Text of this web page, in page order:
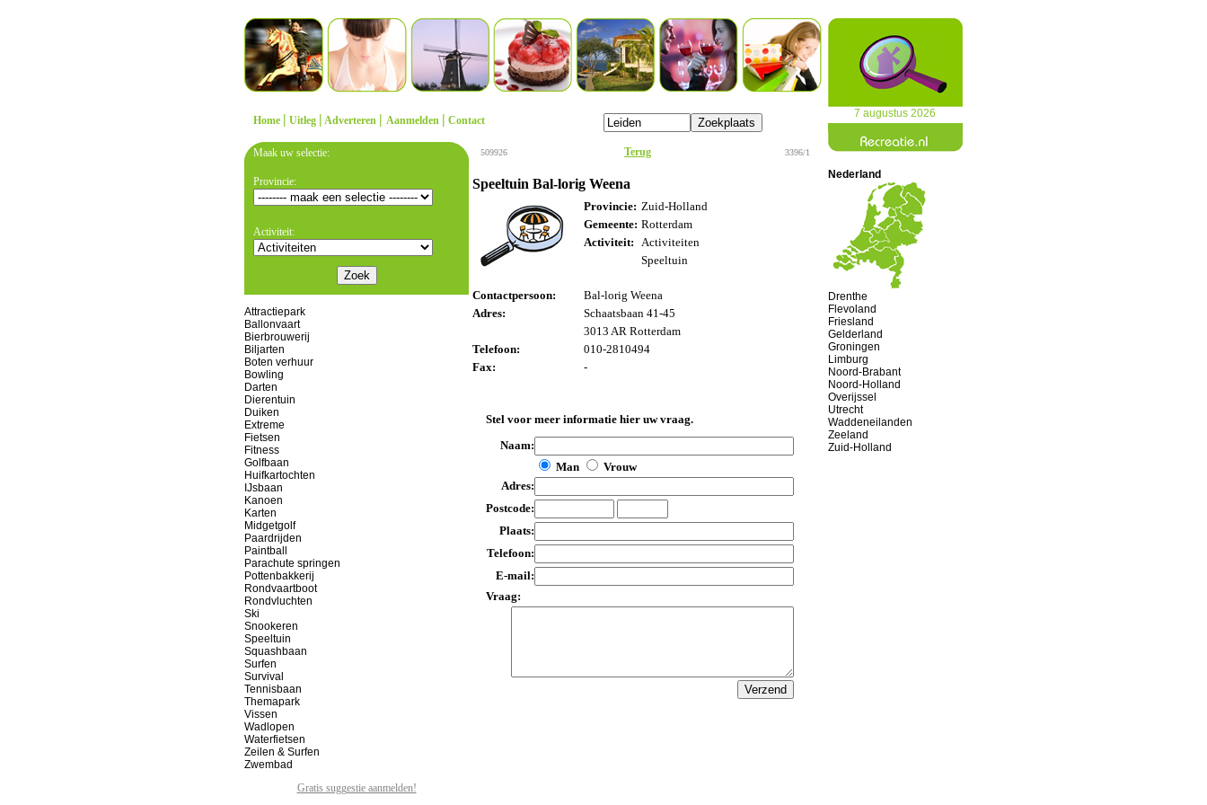
Home | Uitleg | Adverteren | Aanmelden | Contact
7 augustus 2026
Maak uw selectie:
Provincie:
Activiteit:
Attractiepark
Ballonvaart
Bierbrouwerij
Biljarten
Boten verhuur
Bowling
Darten
Dierentuin
Duiken
Extreme
Fietsen
Fitness
Golfbaan
Huifkartochten
IJsbaan
Kanoen
Karten
Midgetgolf
Paardrijden
Paintball
Parachute springen
Pottenbakkerij
Rondvaartboot
Rondvluchten
Ski
Snookeren
Speeltuin
Squashbaan
Surfen
Survival
Tennisbaan
Themapark
Vissen
Wadlopen
Waterfietsen
Zeilen & Surfen
Zwembad
Gratis suggestie aanmelden!
509926 Terug 3396/1
Speeltuin Bal-lorig Weena
Provincie: Zuid-Holland
Gemeente: Rotterdam
Activiteit: Activiteiten
Speeltuin
Contactpersoon:
Bal-lorig Weena
Adres:
Schaatsbaan 41-45
3013 AR Rotterdam
Telefoon:
010-2810494
Fax:
-
Stel voor meer informatie hier uw vraag.
Naam:
Man
Vrouw
Adres:
Postcode:
Plaats:
Telefoon:
E-mail:
Vraag:
Nederland
Drenthe
Flevoland
Friesland
Gelderland
Groningen
Limburg
Noord-Brabant
Noord-Holland
Overijssel
Utrecht
Waddeneilanden
Zeeland
Zuid-Holland